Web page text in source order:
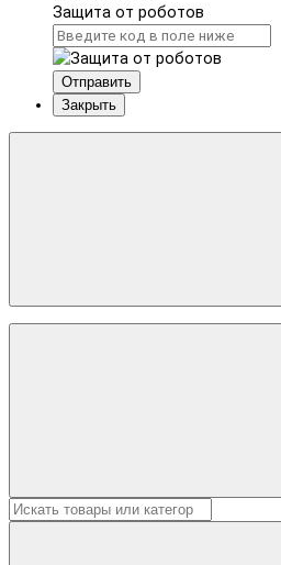
Защита от роботов
Отправить
Закрыть